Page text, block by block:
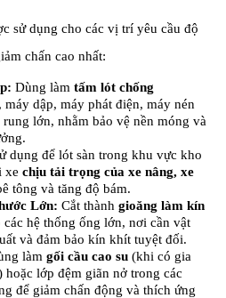
sử dụng cho các vị trí yêu cầu độ
chấn cao nhất:
Dùng làm tấm lót chống
máy dập, máy phát điện, máy nén
lớn, nhằm bảo vệ nền móng và
dụng để lót sàn trong khu vực kho
xe chịu tải trọng của xe nâng, xe
tông và tăng độ bám.
Lớn: Cắt thành gioăng làm kín
hệ thống ống lớn, nơi cần vật
và đảm bảo kín khít tuyệt đối.
làm gối cầu cao su (khi có gia
lớp đệm giãn nở trong các
để giảm chấn động và thích ứng